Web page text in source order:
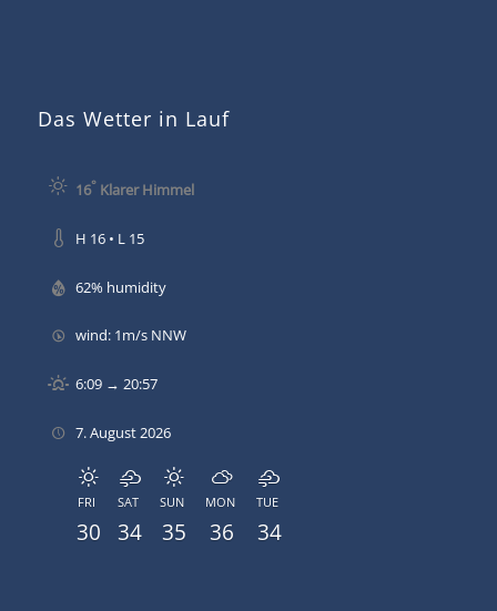
Das Wetter in Lauf
16°Klarer Himmel
H 16 • L 15
62% humidity
wind: 1m/s NNW
6:09 → 20:57
7. August 2026
FRI
30
SAT
34
SUN
35
MON
36
TUE
34